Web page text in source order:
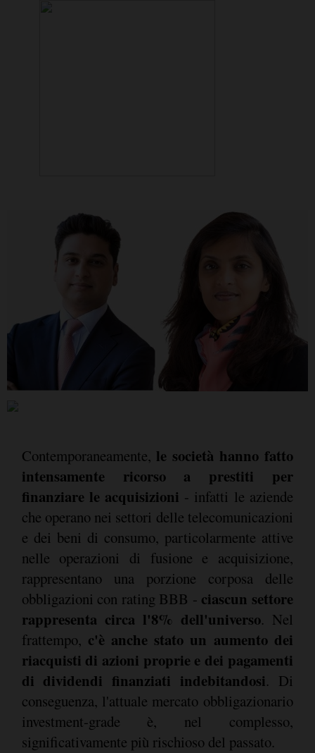
Contemporaneamente, le società hanno fatto
intensamente ricorso a prestiti per
finanziare le acquisizioni - infatti le aziende
che operano nei settori delle telecomunicazioni
e dei beni di consumo, particolarmente attive
nelle operazioni di fusione e acquisizione,
rappresentano una porzione corposa delle
obbligazioni con rating BBB - ciascun settore
rappresenta circa l'8% dell'universo. Nel
frattempo, c'è anche stato un aumento dei
riacquisti di azioni proprie e dei pagamenti
di dividendi finanziati indebitandosi. Di
conseguenza, l'attuale mercato obbligazionario
investment-grade è, nel complesso,
significativamente più rischioso del passato.